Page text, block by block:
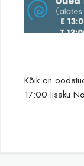
Kõik on
17:00 Iisaku